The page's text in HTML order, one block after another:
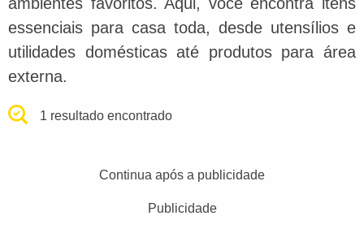
essenciais para casa toda, desde utensílios e
utilidades domésticas até produtos para área
externa.
1 resultado encontrado
Continua após a publicidade
Publicidade